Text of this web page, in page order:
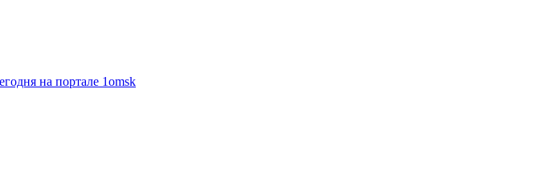
на портале 1omsk